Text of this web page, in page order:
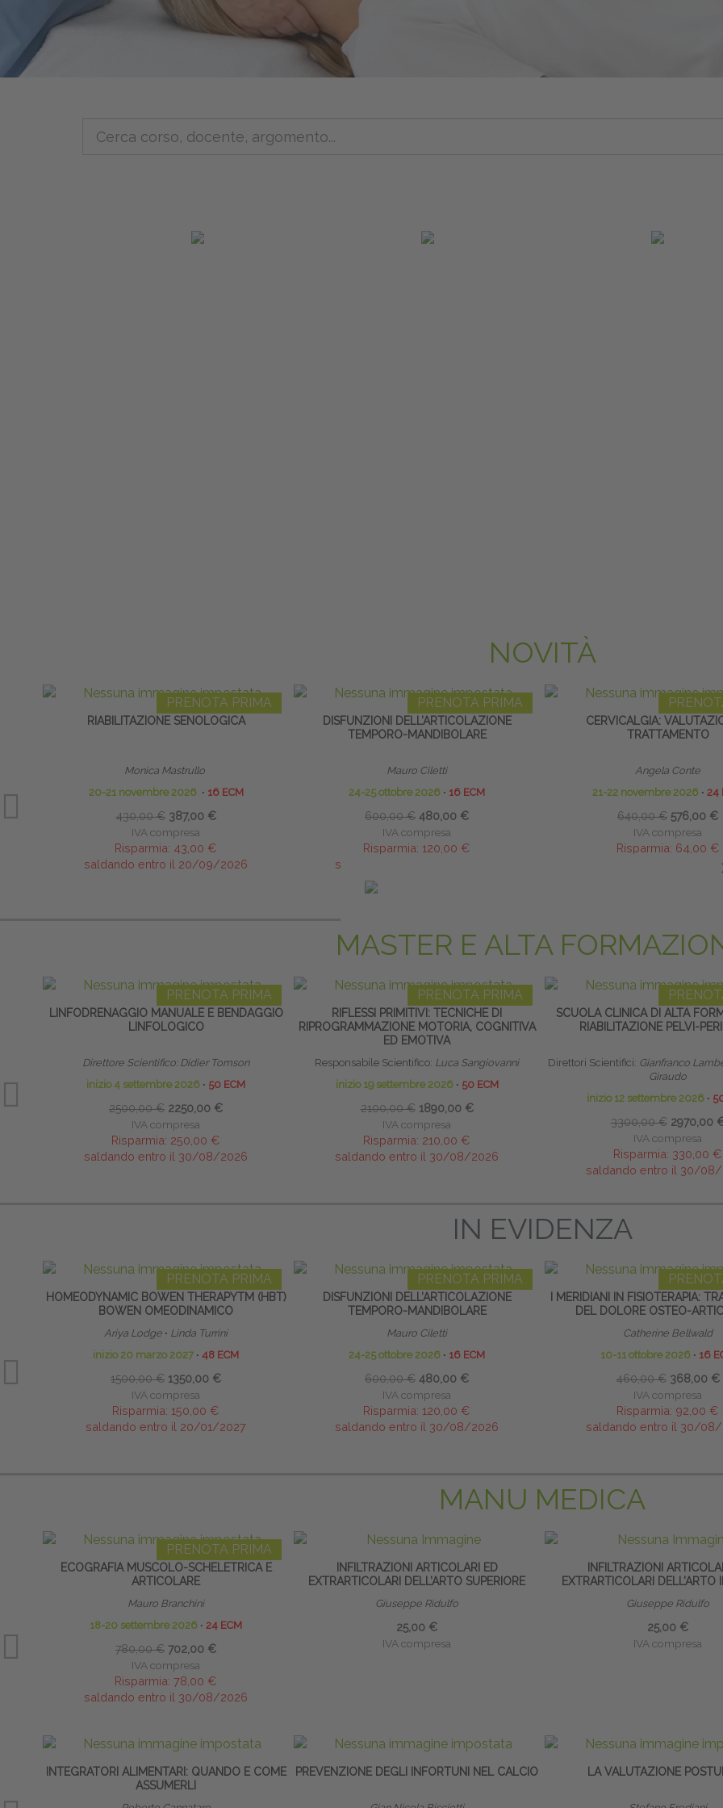
NOVITÀ
PRENOTA PRIMA
RIABILITAZIONE SENOLOGICA
Monica Mastrullo
20-21 novembre 2026 ∙ 16 ECM
430,00 € 387,00 €
IVA compresa
Risparmia: 43,00 €
saldando entro il 20/09/2026
PRENOTA PRIMA
DISFUNZIONI DELL’ARTICOLAZIONE
TEMPORO-MANDIBOLARE
Mauro Ciletti
24-25 ottobre 2026 ∙ 16 ECM
600,00 € 480,00 €
IVA compresa
Risparmia: 120,00 €
saldando entro il 30/08/2026
CERVICALGIA:
TRATTAMENTO
Angela Conte
21-22 novembre 2026 ∙ 24
640,00 € 576,00 €
IVA compresa
Risparmia: 64,00 €
saldando entro il 27/
MASTER E ALTA
PRENOTA PRIMA
LINFODRENAGGIO MANUALE E BENDAGGIO
LINFOLOGICO
Direttore Scientifico: Didier Tomson
inizio 4 settembre 2026 ∙ 50 ECM
2500,00 € 2250,00 €
IVA compresa
Risparmia: 250,00 €
saldando entro il 30/08/2026
PRENOTA PRIMA
RIFLESSI PRIMITIVI: TECNICHE DI
RIPROGRAMMAZIONE MOTORIA, COGNITIVA
ED EMOTIVA
Responsabile Scientifico: Luca Sangiovanni
inizio 19 settembre 2026 ∙ 50 ECM
2100,00 € 1890,00 €
IVA compresa
Risparmia: 210,00 €
saldando entro il 30/08/2026
SCUOLA CLINICA DI ALTA
RIABILITAZIONE PELVI-
Direttori Scientifici: Gianfranco
Giraudo
inizio 12 settembre 2026 ∙
3300,00 € 2970,00
IVA compresa
Risparmia: 330,00 €
saldando entro il 30/08/
IN EVIDENZA
PRENOTA PRIMA
HOMEODYNAMIC BOWEN THERAPYTM (HBT)
BOWEN OMEODINAMICO
Ariya Lodge ∙ Linda Turrini
inizio 20 marzo 2027 ∙ 48 ECM
1500,00 € 1350,00 €
IVA compresa
Risparmia: 150,00 €
saldando entro il 20/01/2027
PRENOTA PRIMA
DISFUNZIONI DELL’ARTICOLAZIONE
TEMPORO-MANDIBOLARE
Mauro Ciletti
24-25 ottobre 2026 ∙ 16 ECM
600,00 € 480,00 €
IVA compresa
Risparmia: 120,00 €
saldando entro il 30/08/2026
I MERIDIANI IN FISIOTERAPIA:
DEL DOLORE OSTEO-
Catherine Bellwald
10-11 ottobre 2026 ∙ 16
460,00 € 368,00 €
IVA compresa
Risparmia: 92,00 €
saldando entro il 30/08/
MANU MEDICA
PRENOTA PRIMA
ECOGRAFIA MUSCOLO-SCHELETRICA E
ARTICOLARE
Mauro Branchini
18-20 settembre 2026 ∙ 24 ECM
780,00 € 702,00 €
IVA compresa
Risparmia: 78,00 €
saldando entro il 30/08/2026
INFILTRAZIONI ARTICOLARI ED
EXTRARTICOLARI DELL’ARTO SUPERIORE
Giuseppe Ridulfo
25,00 €
IVA compresa
INFILTRAZIONI
EXTRARTICOLARI DELL’ARTO
Giuseppe Ridulfo
25,00 €
IVA compresa
INTEGRATORI ALIMENTARI: QUANDO E COME
ASSUMERLI
PREVENZIONE DEGLI INFORTUNI NEL CALCIO LA VALUTAZIONE